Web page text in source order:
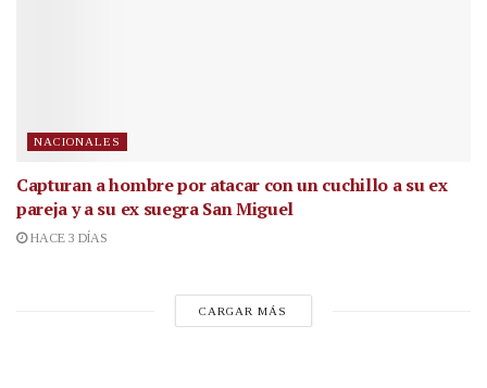
NACIONALES
Capturan a hombre por atacar con un cuchillo a su ex
pareja y a su ex suegra San Miguel
HACE 3 DÍAS
CARGAR MÁS